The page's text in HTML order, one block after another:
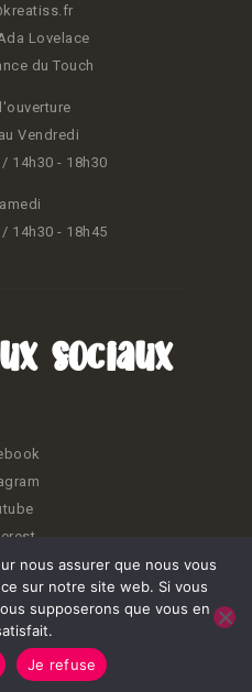
Lovelace
du Touch
Vendredi
14h30 - 18h30
14h30 - 18h45
sociaux
droits réservés.
nous assurer que nous vous
sur notre site web. Si vous
supposerons que vous en
Je refuse